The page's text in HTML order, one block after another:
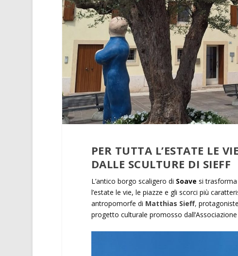
PER TUTTA L’ESTATE LE
DALLE SCULTURE DI SIEFF
L’antico borgo scaligero di Soave si trasforma
l’estate le vie, le piazze e gli scorci più
antropomorfe di Matthias Sieff,
progetto culturale promosso